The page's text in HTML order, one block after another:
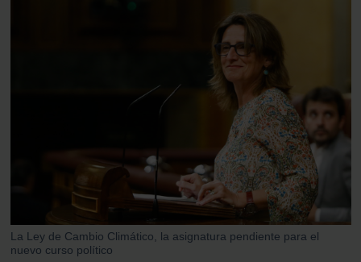
La Ley de Cambio Climático, la asignatura pendiente para el
nuevo curso político